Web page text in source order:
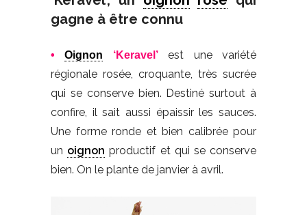
gagne à être connu
•Oignon ‘Keravel’est une variété
régionale rosée, croquante, très sucrée
qui se conserve bien. Destiné surtout à
confire, il sait aussi épaissir les sauces.
Une forme ronde et bien calibrée pour
un oignon productif et qui se conserve
bien. On le plante de janvier à avril.